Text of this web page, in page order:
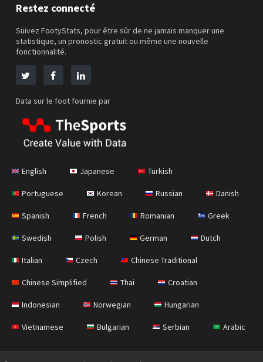
Restez connecté
Suivez FootyStats, pour être sûr de ne jamais manquer une
statistique, un pronostic gratuit ou même une nouvelle
fonctionnalité.
Data sur le foot fournie par
English Japanese Turkish
Portuguese Korean Russian Danish
Spanish French Romanian Greek
Swedish Polish German Dutch
Italian Czech Chinese Traditional
Chinese Simplified Thai Croatian
Indonesian Norwegian Hungarian
Vietnamese Bulgarian Serbian Arabic